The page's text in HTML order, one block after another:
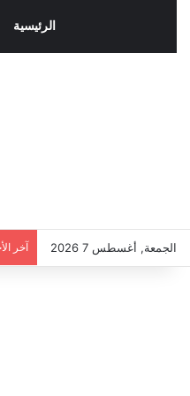
الرئيسية
الجمعة, أغسطس 7 2026 آخر